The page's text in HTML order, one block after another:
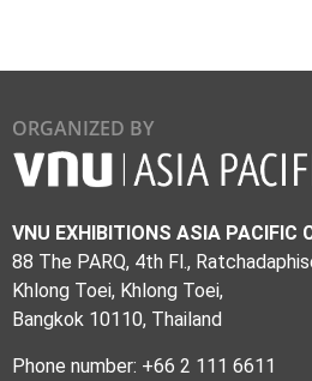
ORGANIZED BY
VNU EXHIBITIONS ASIA PACIFIC
88 The PARQ, 4th Fl.,
Khlong Toei, Khlong Toei,
Bangkok 10110, Thailand
Phone number: +66 2 111 6611